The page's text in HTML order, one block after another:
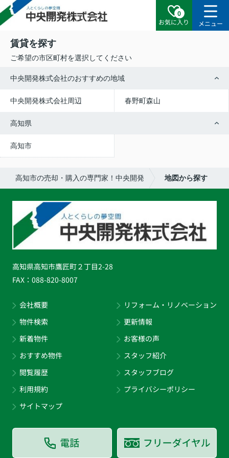
0
お気に入り
メニュー
賃貸を探す
ご希望の市区町村を選択してください
中央開発株式会社のおすすめの地域
中央開発株式会社周辺 春野町森山
高知県
高知市
高知市の売却・購入の専門家！中央開発 地図から探す
高知県高知市鷹匠町２丁目2-28
FAX： 088-820-8007
会社概要
物件検索
新着物件
おすすめ物件
閲覧履歴
利用規約
サイトマップ
リフォーム・リノベーション
更新情報
お客様の声
スタッフ紹介
スタッフブログ
プライバシーポリシー